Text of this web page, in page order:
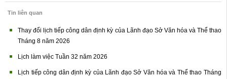
Tin liên quan
Thay đổi lịch tiếp công dân định kỳ của Lãnh đạo Sở Văn hóa và Thể thao
Tháng 8 năm 2026
Lịch làm việc Tuần 32 năm 2026
Lịch tiếp công dân định kỳ của Lãnh đạo Sở Văn hóa và Thể thao Tháng